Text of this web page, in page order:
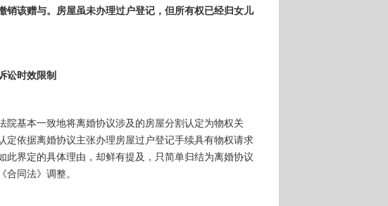
该赠与。房屋虽未办理过户登记，但所有权已经归女儿
讼时效限制
基本一致地将离婚协议涉及的房屋分割认定为物权关
定依据离婚协议主张办理房屋过户登记手续具有物权请求
界定的具体理由，却鲜有提及，只简单归结为离婚协议
合同法》调整。